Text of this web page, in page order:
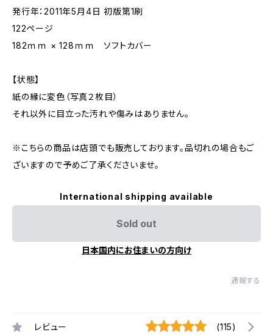
発行年：2011年5月4日 初版第1刷
122ページ
182ｍｍ × 128ｍｍ ソフトカバー
【状態】
紙の縁に変色（写真２枚目）
それ以外に目立った汚れや傷みはありません。
※こちらの商品は店頭でも販売しております。品切れの場合もご
ざいますので予めご了承くださいませ。
International shipping available
Sold out
日本国内にお住まいの方向け
通報する
レビュー (115)